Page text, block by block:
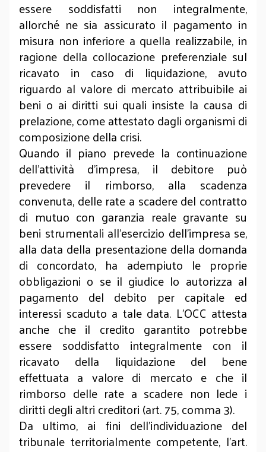
essere soddisfatti non integralmente,
allorché ne sia assicurato il pagamento in
misura non inferiore a quella realizzabile, in
ragione della collocazione preferenziale sul
ricavato in caso di liquidazione, avuto
riguardo al valore di mercato attribuibile ai
beni o ai diritti sui quali insiste la causa di
prelazione, come attestato dagli organismi di
composizione della crisi.
Quando il piano prevede la continuazione
dell’attività d’impresa, il debitore può
prevedere il rimborso, alla scadenza
convenuta, delle rate a scadere del contratto
di mutuo con garanzia reale gravante su
beni strumentali all’esercizio dell’impresa se,
alla data della presentazione della domanda
di concordato, ha adempiuto le proprie
obbligazioni o se il giudice lo autorizza al
pagamento del debito per capitale ed
interessi scaduto a tale data. L’OCC attesta
anche che il credito garantito potrebbe
essere soddisfatto integralmente con il
ricavato della liquidazione del bene
effettuata a valore di mercato e che il
rimborso delle rate a scadere non lede i
diritti degli altri creditori (art. 75, comma 3).
Da ultimo, ai fini dell’individuazione del
tribunale territorialmente competente, l’art.